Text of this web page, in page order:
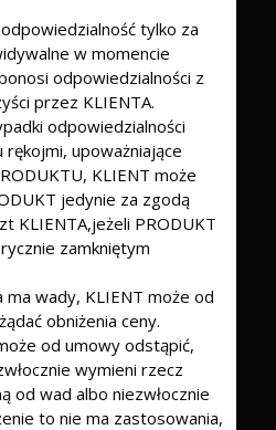
tylko za
w momencie
odpowiedzialności z
przez KLIENTA.
odpowiedzialności
rękojmi, upoważniające
KLIENT może
jedynie za zgodą
KLIENTA,jeżeli PRODUKT
zamkniętym
ma wady, KLIENT może od
obniżenia ceny.
od umowy odstąpić,
wymieni rzecz
od wad albo niezwłocznie
to nie ma zastosowania,